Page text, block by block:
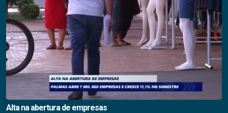
Alta na abertura de empresas